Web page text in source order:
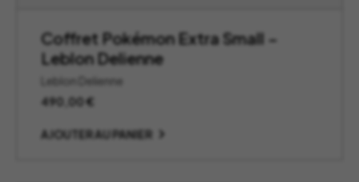
Coffret Pokémon Extra Small –
Leblon Delienne
Leblon Delienne
490,00€
AJOUTER AU PANIER